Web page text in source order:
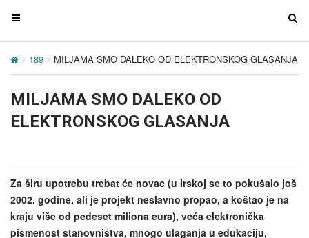
T
g
e
n
g
a
t
i
T
g
g
a
189 MILJAMA SMO DALEKO OD ELEKTRONSKOG GLASANJA
MILJAMA SMO DALEKO OD
ELEKTRONSKOG GLASANJA
Za širu upotrebu trebat će novac (u Irskoj se to pokušalo još
2002. godine, ali je projekt neslavno propao, a koštao je na
kraju više od pedeset miliona eura), veća elektronička
pismenost stanovništva, mnogo ulaganja u edukaciju,